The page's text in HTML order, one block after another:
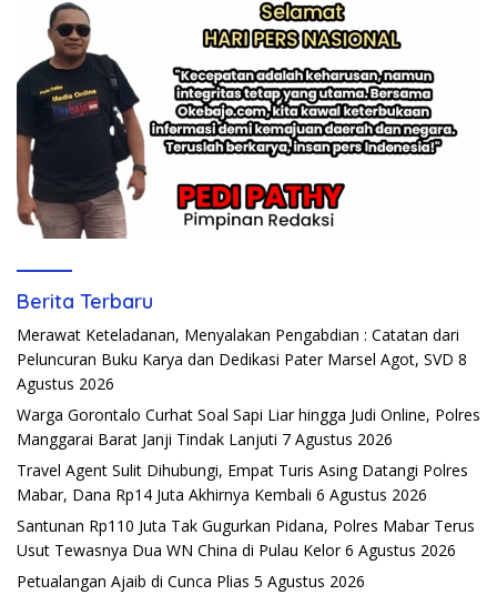
Berita Terbaru
Merawat Keteladanan, Menyalakan Pengabdian : Catatan dari
Peluncuran Buku Karya dan Dedikasi Pater Marsel Agot, SVD 8
Agustus 2026
Warga Gorontalo Curhat Soal Sapi Liar hingga Judi Online, Polres
Manggarai Barat Janji Tindak Lanjuti 7 Agustus 2026
Travel Agent Sulit Dihubungi, Empat Turis Asing Datangi Polres
Mabar, Dana Rp14 Juta Akhirnya Kembali 6 Agustus 2026
Santunan Rp110 Juta Tak Gugurkan Pidana, Polres Mabar Terus
Usut Tewasnya Dua WN China di Pulau Kelor 6 Agustus 2026
Petualangan Ajaib di Cunca Plias 5 Agustus 2026